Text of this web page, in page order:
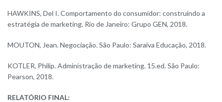
HAWKINS, Del I. Comportamento do consumidor: construindo a
estratégia de marketing. Rio de Janeiro: Grupo GEN, 2018.
MOUTON, Jean. Negociação. São Paulo: Saraiva Educação, 2018.
KOTLER, Philip. Administração de marketing. 15.ed. São Paulo:
Pearson, 2018.
RELATÓRIO FINAL: